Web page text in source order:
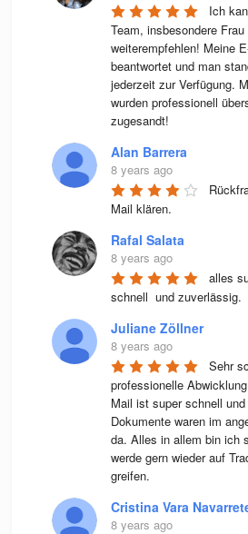
Ich
Team, insbesondere
weiterempfehlen! Meine
beantwortet und man
jederzeit zur Verfügung.
wurden professionell
zugesandt!
Alan Barrera
8 years ago
Mail klären.
Rafal Salata
8 years ago
alles
schnell  und zuverlässig.
Juliane Zöllner
8 years ago
Sehr
professionelle
Mail ist super schnell
Dokumente waren im
da. Alles in allem bin ich
werde gern wieder auf
greifen.
Cristina Vara
8 years ago